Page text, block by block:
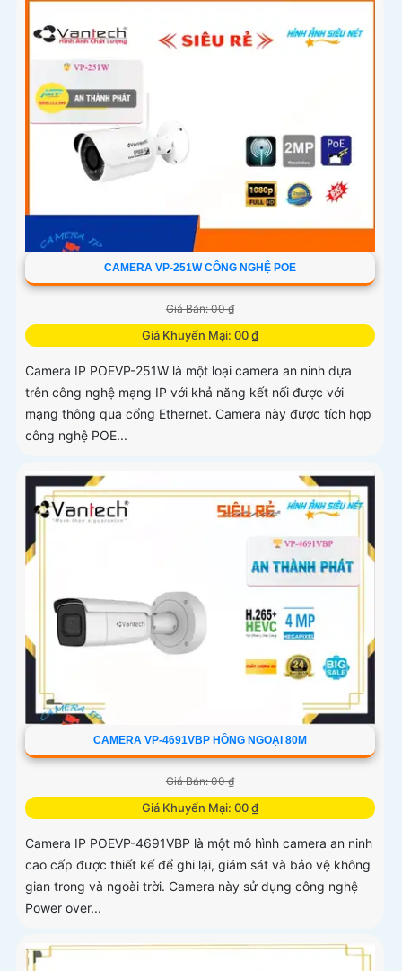
CAMERA VP-251W CÔNG NGHỆ POE
Giá Bán: 00 ₫
Giá Khuyến Mại: 00 ₫
Camera IP POEVP-251W là một loại camera an ninh dựa
trên công nghệ mạng IP với khả năng kết nối được với
mạng thông qua cổng Ethernet. Camera này được tích hợp
công nghệ POE...
CAMERA VP-4691VBP HỒNG NGOẠI 80M
Giá Bán: 00 ₫
Giá Khuyến Mại: 00 ₫
Camera IP POEVP-4691VBP là một mô hình camera an ninh
cao cấp được thiết kế để ghi lại, giám sát và bảo vệ không
gian trong và ngoài trời. Camera này sử dụng công nghệ
Power over...